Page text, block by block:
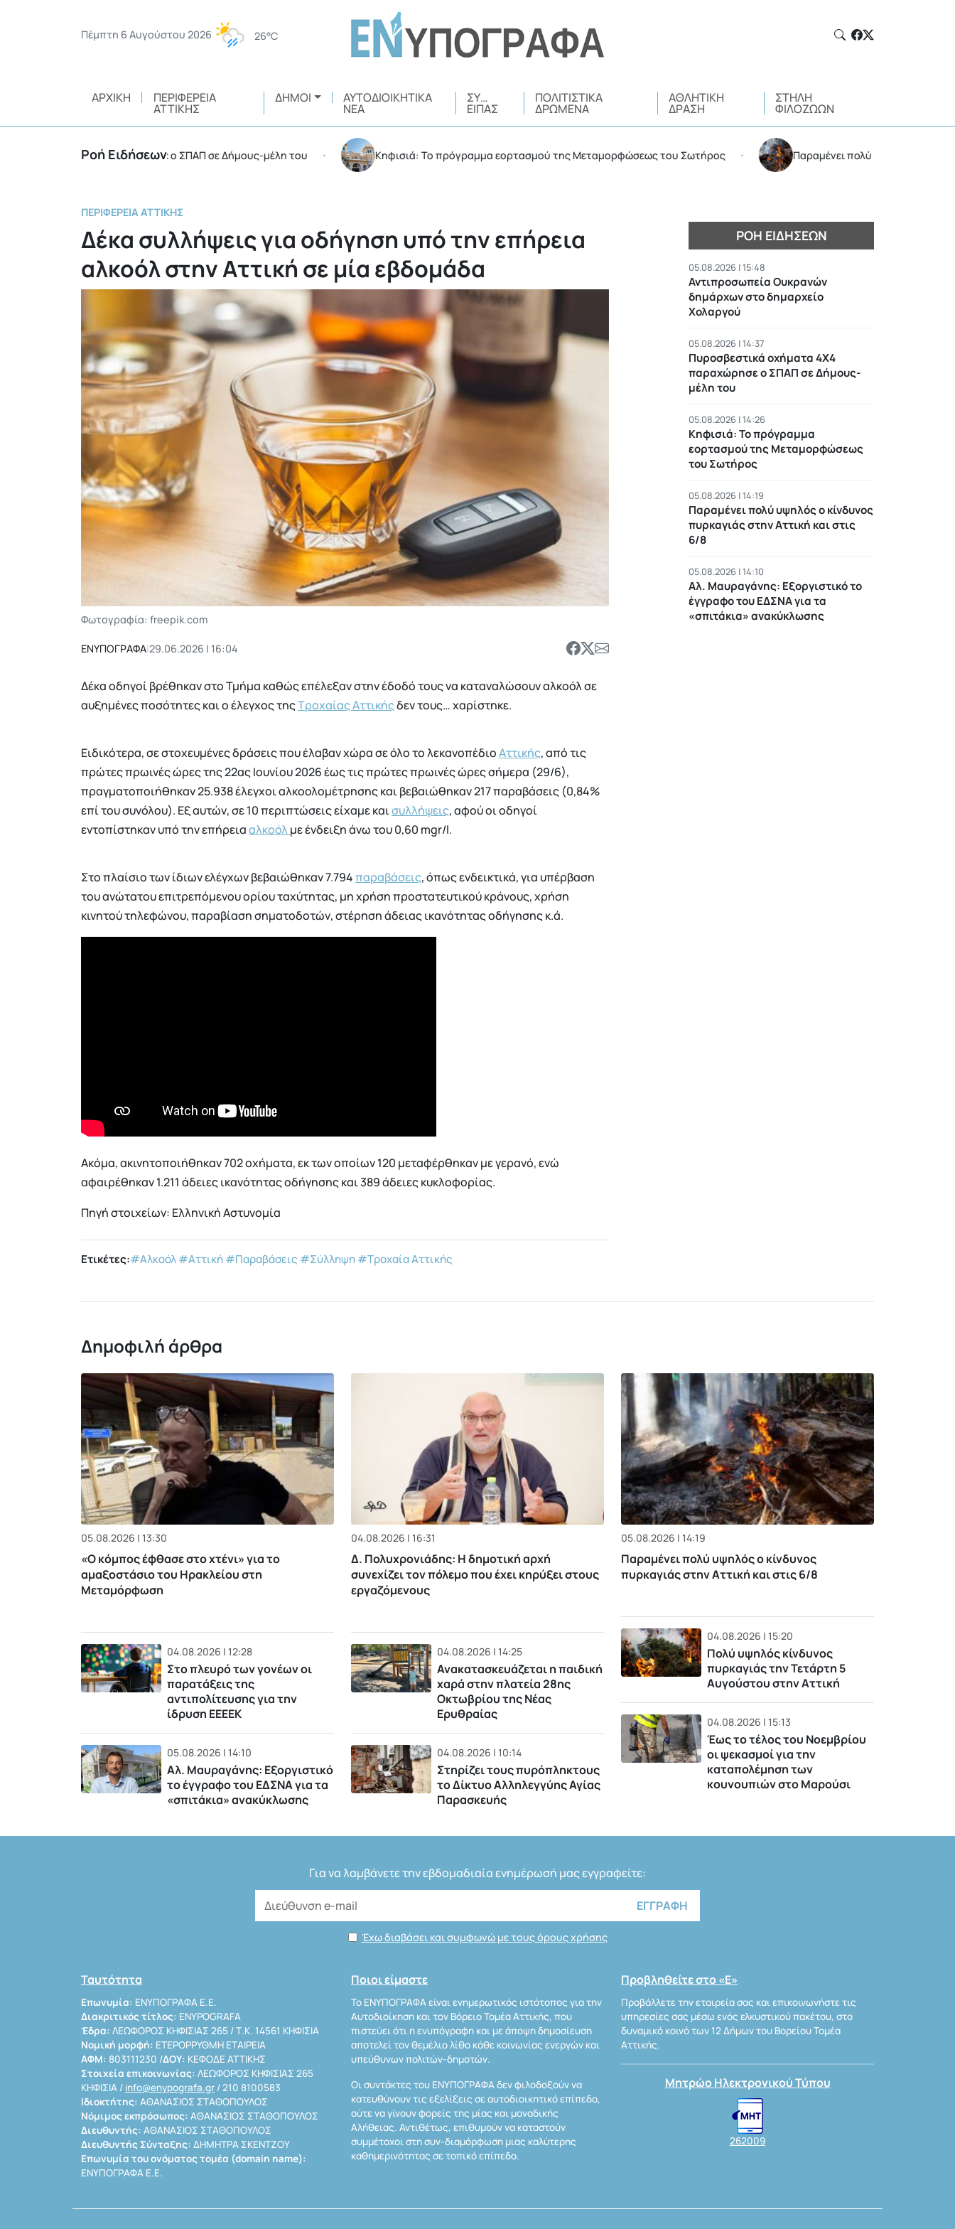
Πέμπτη 6 Αυγούστου 2026 26°C
ΑΡΧΙΚΉ ΠΕΡΙΦΈΡΕΙΑ
ΑΤΤΙΚΉΣ
ΔΉΜΟΙ ΑΥΤΟΔΙΟΙΚΗΤΙΚΆ
ΝΈΑ
ΣΥ…
ΕΊΠΑΣ
ΠΟΛΙΤΙΣΤΙΚΆ
ΔΡΏΜΕΝΑ
ΑΘΛΗΤΙΚΉ
ΔΡΆΣΗ
ΣΤΉΛΗ
ΦΙΛΌΖΩΩΝ
Ροή Ειδήσεων
4Χ4 παραχώρησε ο ΣΠΑΠ σε Δήμους-μέλη του • Κηφισιά: Το πρόγραμμα εορτασμού της Μεταμορφώσεως του Σωτήρος • Παραμένει πολύ υψηλός ο κίνδυνος
ΠΕΡΙΦΈΡΕΙΑ ΑΤΤΙΚΉΣ
Δέκα συλλήψεις για οδήγηση υπό την επήρεια
αλκοόλ στην Αττική σε μία εβδομάδα
Φωτογραφία: freepik.com
ΕΝΥΠΟΓΡΑΦΑ|29.06.2026 | 16:04
Δέκα οδηγοί βρέθηκαν στο Τμήμα καθώς επέλεξαν στην έδοδό τους να καταναλώσουν αλκοόλ σε
αυξημένες ποσότητες και ο έλεγχος τηςΤροχαίας Αττικήςδεν τους… χαρίστηκε.
Ειδικότερα, σε στοχευμένες δράσεις που έλαβαν χώρα σε όλο το λεκανοπέδιοΑττικής, από τις
πρώτες πρωινές ώρες της 22ας Ιουνίου 2026 έως τις πρώτες πρωινές ώρες σήμερα (29/6),
πραγματοποιήθηκαν 25.938 έλεγχοι αλκοολομέτρησης και βεβαιώθηκαν 217 παραβάσεις (0,84%
επί του συνόλου). Εξ αυτών, σε 10 περιπτώσεις είχαμε καισυλλήψεις, αφού οι οδηγοί
εντοπίστηκαν υπό την επήρειααλκοόλμε ένδειξη άνω του 0,60 mgr/l.
Στο πλαίσιο των ίδιων ελέγχων βεβαιώθηκαν 7.794παραβάσεις, όπως ενδεικτικά, για υπέρβαση
του ανώτατου επιτρεπόμενου ορίου ταχύτητας, μη χρήση προστατευτικού κράνους, χρήση
κινητού τηλεφώνου, παραβίαση σηματοδοτών, στέρηση άδειας ικανότητας οδήγησης κ.ά.
Ακόμα, ακινητοποιήθηκαν 702 οχήματα, εκ των οποίων 120 μεταφέρθηκαν με γερανό, ενώ
αφαιρέθηκαν 1.211 άδειες ικανότητας οδήγησης και 389 άδειες κυκλοφορίας.
Πηγή στοιχείων: Ελληνική Αστυνομία
Ετικέτες:#Αλκοόλ#Αττική#Παραβάσεις #Σύλληψη#Τροχαία Αττικής
ΡΟΉ ΕΙΔΉΣΕΩΝ
05.08.2026 | 15:48
Αντιπροσωπεία Ουκρανών
δημάρχων στο δημαρχείο
Χολαργού
05.08.2026 | 14:37
Πυροσβεστικά οχήματα 4Χ4
παραχώρησε ο ΣΠΑΠ σε Δήμους-
μέλη του
05.08.2026 | 14:26
Κηφισιά: Το πρόγραμμα
εορτασμού της Μεταμορφώσεως
του Σωτήρος
05.08.2026 | 14:19
Παραμένει πολύ υψηλός ο κίνδυνος
πυρκαγιάς στην Αττική και στις
6/8
05.08.2026 | 14:10
Αλ. Μαυραγάνης: Εξοργιστικό το
έγγραφο του ΕΔΣΝΑ για τα
«σπιτάκια» ανακύκλωσης
Δημοφιλή άρθρα
05.08.2026 | 13:30
«Ο κόμπος έφθασε στο χτένι» για το
αμαξοστάσιο του Ηρακλείου στη
Μεταμόρφωση
04.08.2026 | 12:28
Στο πλευρό των γονέων οι
παρατάξεις της
αντιπολίτευσης για την
ίδρυση ΕΕΕΕΚ
05.08.2026 | 14:10
Αλ. Μαυραγάνης: Εξοργιστικό
το έγγραφο του ΕΔΣΝΑ για τα
«σπιτάκια» ανακύκλωσης
04.08.2026 | 16:31
Δ. Πολυχρονιάδης: Η δημοτική αρχή
συνεχίζει τον πόλεμο που έχει κηρύξει στους
εργαζόμενους
04.08.2026 | 14:25
Ανακατασκευάζεται η παιδική
χαρά στην πλατεία 28ης
Οκτωβρίου της Νέας
Ερυθραίας
04.08.2026 | 10:14
Στηρίζει τους πυρόπληκτους
το Δίκτυο Αλληλεγγύης Αγίας
Παρασκευής
05.08.2026 | 14:19
Παραμένει πολύ υψηλός ο κίνδυνος
πυρκαγιάς στην Αττική και στις 6/8
04.08.2026 | 15:20
Πολύ υψηλός κίνδυνος
πυρκαγιάς την Τετάρτη 5
Αυγούστου στην Αττική
04.08.2026 | 15:13
Έως το τέλος του Νοεμβρίου
οι ψεκασμοί για την
καταπολέμηση των
κουνουπιών στο Μαρούσι
Για να λαμβάνετε την εβδομαδιαία ενημέρωσή μας εγγραφείτε:
Έχω διαβάσει και συμφωνώ με τους όρους χρήσης
Ταυτότητα
Επωνυμία: ΕΝΥΠΟΓΡΑΦΑ Ε.Ε.
Διακριτικός τίτλος: ENYPOGRAFA
Έδρα: ΛΕΩΦΟΡΟΣ ΚΗΦΙΣΙΑΣ 265 / Τ.Κ. 14561 ΚΗΦΙΣΙΑ
Νομική μορφή: ΕΤΕΡΟΡΡΥΘΜΗ ΕΤΑΙΡΕΙΑ
ΑΦΜ: 803111230 /ΔΟΥ: ΚΕΦΟΔΕ ΑΤΤΙΚΗΣ
Στοιχεία επικοινωνίας: ΛΕΩΦΟΡΟΣ ΚΗΦΙΣΙΑΣ 265
ΚΗΦΙΣΙΑ / info@enypografa.gr / 210 8100583
Ιδιοκτήτης: ΑΘΑΝΑΣΙΟΣ ΣΤΑΘΟΠΟΥΛΟΣ
Νόμιμος εκπρόσωπος: ΑΘΑΝΑΣΙΟΣ ΣΤΑΘΟΠΟΥΛΟΣ
Διευθυντής: ΑΘΑΝΑΣΙΟΣ ΣΤΑΘΟΠΟΥΛΟΣ
Διευθυντής Σύνταξης: ΔΗΜΗΤΡΑ ΣΚΕΝΤΖΟΥ
Επωνυμία του ονόματος τομέα (domain name):
ΕΝΥΠΟΓΡΑΦΑ Ε.Ε.
Ποιοι είμαστε
Το ΕΝΥΠΟΓΡΑΦΑ είναι ενημερωτικός ιστότοπος για την
Αυτοδιοίκηση και τον Βόρειο Τομέα Αττικής, που
πιστεύει ότι η ενυπόγραφη και με άποψη δημοσίευση
αποτελεί τον θεμέλιο λίθο κάθε κοινωνίας ενεργών και
υπεύθυνων πολιτών-δημοτών.
Οι συντάκτες του ΕΝΥΠΟΓΡΑΦΑ δεν φιλοδοξούν να
κατευθύνουν τις εξελίξεις σε αυτοδιοικητικό επίπεδο,
ούτε να γίνουν φορείς της μίας και μοναδικής
Αλήθειας. Αντιθέτως, επιθυμούν να καταστούν
συμμέτοχοι στη συν-διαμόρφωση μιας καλύτερης
καθημερινότητας σε τοπικό επίπεδο.
Προβληθείτε στο «Ε»
Προβάλλετε την εταιρεία σας και επικοινωνήστε τις
υπηρεσίες σας μέσω ενός ελκυστικού πακέτου, στο
δυναμικό κοινό των 12 Δήμων του Βορείου Τομέα
Αττικής.
Μητρώο Ηλεκτρονικού Τύπου
262009